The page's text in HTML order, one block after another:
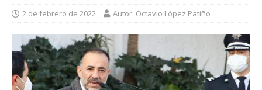
2 de febrero de 2022 Autor: Octavio López Patiño